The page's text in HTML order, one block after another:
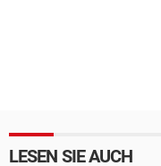
LESEN SIE AUCH